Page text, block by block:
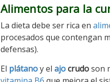
Alimentos para la
La dieta debe ser rica en
procesados que contengan
defensas).
El plátanoy el ajocrudoson